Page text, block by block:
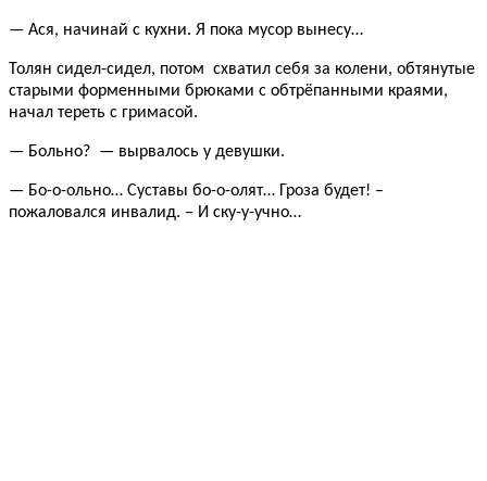
— Ася, начинай с кухни. Я пока мусор вынесу…
Толян сидел-сидел, потом схватил себя за колени, обтянутые
старыми форменными брюками с обтрёпанными краями,
начал тереть с гримасой.
— Больно? — вырвалось у девушки.
— Бо-о-ольно… Суставы бо-о-олят… Гроза будет! –
пожаловался инвалид. – И ску-у-учно…